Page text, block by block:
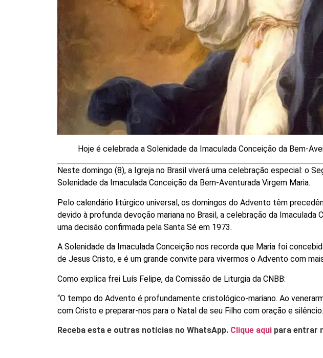
Hoje é celebrada a Solenidade da Imaculada Conceição da Bem-
Neste domingo (8), a Igreja no Brasil viverá uma celebração especial: o
Solenidade da Imaculada Conceição da Bem-Aventurada Virgem Maria.
Pelo calendário litúrgico universal, os domingos do Advento têm
devido à profunda devoção mariana no Brasil, a celebração da Imaculada
uma decisão confirmada pela Santa Sé em 1973.
A Solenidade da Imaculada Conceição nos recorda que Maria foi
de Jesus Cristo, e é um grande convite para vivermos o Advento com
Como explica frei Luís Felipe, da Comissão de Liturgia da CNBB:
“O tempo do Advento é profundamente cristológico-mariano. Ao
com Cristo e preparar-nos para o Natal de seu Filho com oração e
Receba esta e outras notícias no WhatsApp. Clique aqui para entrar